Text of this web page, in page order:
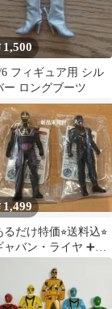
1,500
6 フィギュア用 シル
ー ロングブーツ
1,499
るだけ特価⭐︎送料込⭐︎
ャバン・ライヤ ➕デ
・ギャバン ソフビ 2